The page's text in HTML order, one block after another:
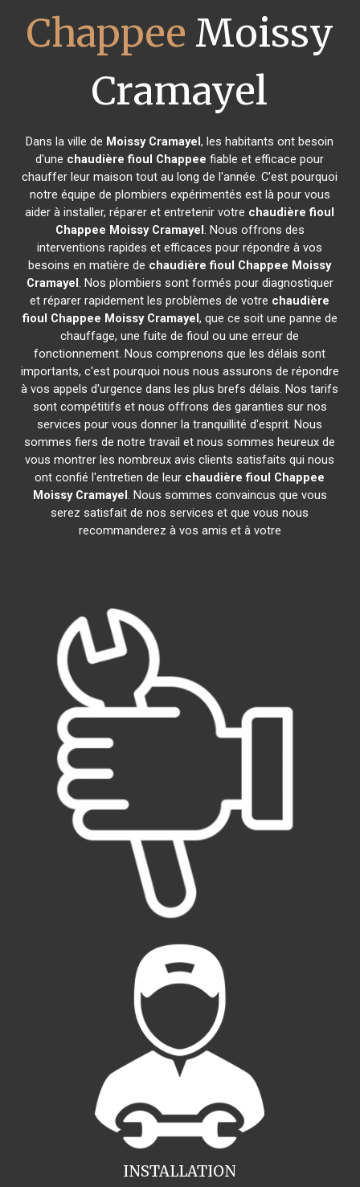
Chappee Moissy
Cramayel
Dans la ville de Moissy Cramayel, les habitants ont besoin
d'une chaudière fioul Chappee fiable et efficace pour
chauffer leur maison tout au long de l'année. C'est pourquoi
notre équipe de plombiers expérimentés est là pour vous
aider à installer, réparer et entretenir votre chaudière fioul
Chappee Moissy Cramayel. Nous offrons des
interventions rapides et efficaces pour répondre à vos
besoins en matière de chaudière fioul Chappee Moissy
Cramayel. Nos plombiers sont formés pour diagnostiquer
et réparer rapidement les problèmes de votre chaudière
fioul Chappee Moissy Cramayel, que ce soit une panne de
chauffage, une fuite de fioul ou une erreur de
fonctionnement. Nous comprenons que les délais sont
importants, c'est pourquoi nous nous assurons de répondre
à vos appels d'urgence dans les plus brefs délais. Nos tarifs
sont compétitifs et nous offrons des garanties sur nos
services pour vous donner la tranquillité d'esprit. Nous
sommes fiers de notre travail et nous sommes heureux de
vous montrer les nombreux avis clients satisfaits qui nous
ont confié l'entretien de leur chaudière fioul Chappee
Moissy Cramayel. Nous sommes convaincus que vous
serez satisfait de nos services et que vous nous
recommanderez à vos amis et à votre
INSTALLATION